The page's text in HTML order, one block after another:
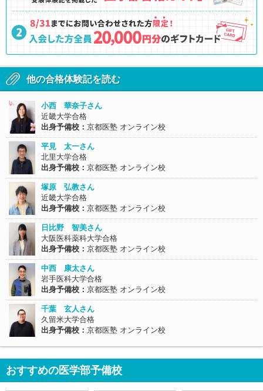
他の合格体験記を読む
小西 華奈子さん
近畿大学合格
出身予備校： 京都医塾 オンライン校
平見 太一さん
北里大学合格
出身予備校： 京都医塾 オンライン校
塚原 弘教さん
近畿大学合格
出身予備校： 京都医塾 オンライン校
日比野 智美さん
大阪医科薬科大学合格
出身予備校： 京都医塾 オンライン校
中西 康太さん
岩手医科大学合格
出身予備校： 京都医塾 オンライン校
千葉 玄人さん
久留米大学合格
出身予備校： 京都医塾 オンライン校
おすすめの医学部予備校